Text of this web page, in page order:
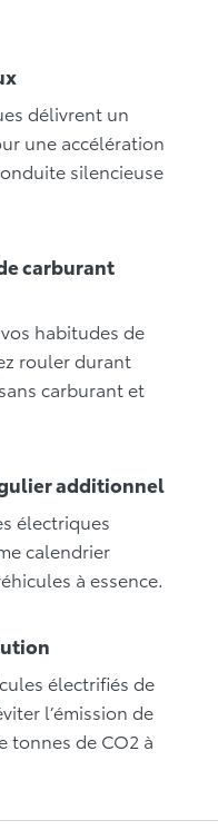
délivrent un
une accélération
silencieuse
carburant
habitudes de
rouler durant
carburant et
additionnel
électriques
calendrier
à essence.
électrifiés de
l’émission de
tonnes de CO2 à